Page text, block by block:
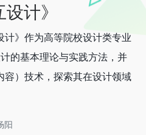
计》
》作为高等院校设计类专业
的基本理论与实践方法，并
容）技术，探索其在设计领域
阳